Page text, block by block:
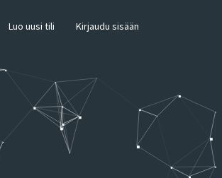
Luo uusi tili Kirjaudu sisään